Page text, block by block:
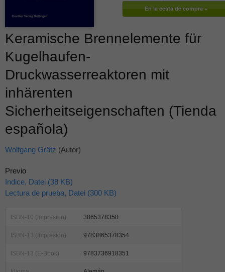
Keramische Brennelemente für
Kugelhaufen-
Druckwasserreaktoren mit
inhärenten
Sicherheitseigenschaften (Tienda
española)
Wolfgang Grätz (Autor)
Previo
Indice, Datei (38 KB)
Lectura de prueba, Datei (300 KB)
ISBN-10 (Impresion) 3865378358
ISBN-13 (Impresion) 9783865378354
ISBN-13 (E-Book) 9783736918351